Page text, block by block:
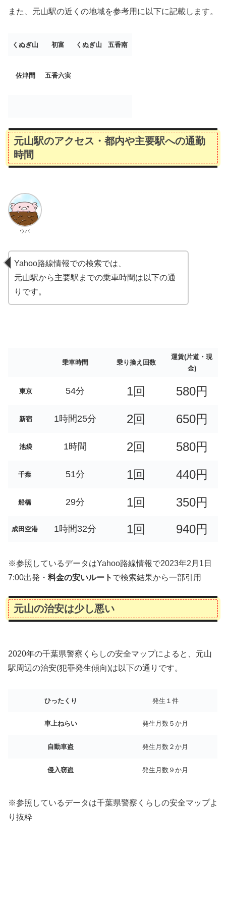
また、元山駅の近くの地域を参考用に以下に記載します。
くぬぎ山 初富 くぬぎ山 五香南
佐津間 五香六実
元山駅のアクセス・都内や主要駅への通勤
時間
ウパ
Yahoo路線情報での検索では、
元山駅から主要駅までの乗車時間は以下の通
りです。
乗車時間 乗り換え回数
運賃(片道・現
金)
東京 54分 1回 580円
新宿 1時間25分 2回 650円
池袋 1時間 2回 580円
千葉 51分 1回 440円
船橋 29分 1回 350円
成田空港 1時間32分 1回 940円
※参照しているデータはYahoo路線情報で2023年2月1日
7:00出発・ 料金の安いルート で検索結果から一部引用
元山の治安は少し悪い
2020年の千葉県警察くらしの安全マップによると、元山
駅周辺の治安(犯罪発生傾向)は以下の通りです。
ひったくり 発生１件
車上ねらい 発生月数５か月
自動車盗 発生月数２か月
侵入窃盗 発生月数９か月
※参照しているデータは千葉県警察くらしの安全マップよ
り抜粋